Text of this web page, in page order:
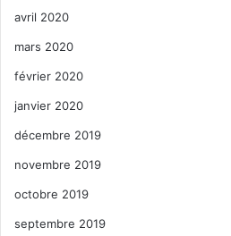
avril 2020
mars 2020
février 2020
janvier 2020
décembre 2019
novembre 2019
octobre 2019
septembre 2019